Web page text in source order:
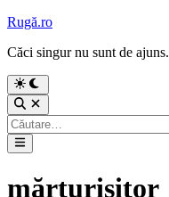
Sari
conținut
Rugă.ro
Căci singur nu sunt de ajuns.
Comută
la
modul
întunecat
Deschide
căutarea
Caută
după:
Meniu
principal
mărturisitor